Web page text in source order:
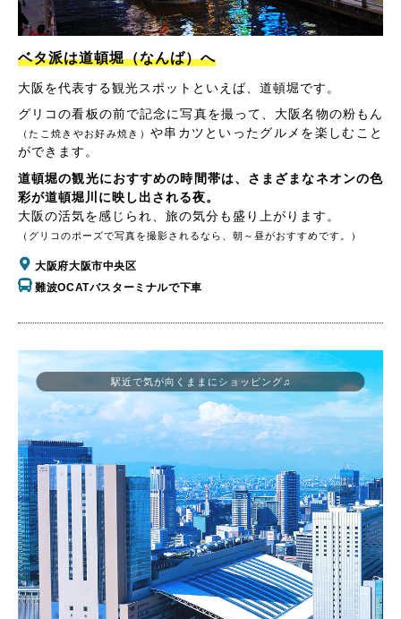
ベタ派は道頓堀（なんば）へ
大阪を代表する観光スポットといえば、道頓堀です。
グリコの看板の前で記念に写真を撮って、大阪名物の粉もん
（たこ焼きやお好み焼き） や串カツといったグルメを楽しむこと
ができます。
道頓堀の観光におすすめの時間帯は、さまざまなネオンの色
彩が道頓堀川に映し出される夜。
大阪の活気を感じられ、旅の気分も盛り上がります。
（グリコのポーズで写真を撮影されるなら、朝～昼がおすすめです。）
大阪府大阪市中央区
難波OCATバスターミナルで下車
駅近で気が向くままにショッピング♫